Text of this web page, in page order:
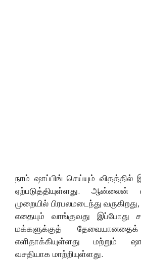
நாம் ஷாப்பிங் செய்யும்
ஏற்படுத்தியுள்ளது. ஆன்லைன்
முறையில் பிரபலமடைந்து
எதையும் வாங்குவது இப்போது
மக்களுக்குத் தேவையானதைக்
எளிதாக்கியுள்ளது மற்றும்
வசதியாக மாற்றியுள்ளது.